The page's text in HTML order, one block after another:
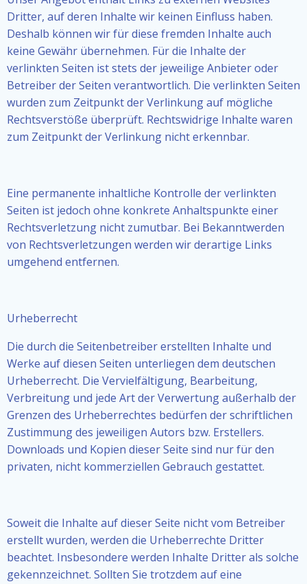
Dritter, auf deren Inhalte wir keinen Einfluss haben.
Deshalb können wir für diese fremden Inhalte auch
keine Gewähr übernehmen. Für die Inhalte der
verlinkten Seiten ist stets der jeweilige Anbieter oder
Betreiber der Seiten verantwortlich. Die verlinkten Seiten
wurden zum Zeitpunkt der Verlinkung auf mögliche
Rechtsverstöße überprüft. Rechtswidrige Inhalte waren
zum Zeitpunkt der Verlinkung nicht erkennbar.
Eine permanente inhaltliche Kontrolle der verlinkten
Seiten ist jedoch ohne konkrete Anhaltspunkte einer
Rechtsverletzung nicht zumutbar. Bei Bekanntwerden
von Rechtsverletzungen werden wir derartige Links
umgehend entfernen.
Urheberrecht
Die durch die Seitenbetreiber erstellten Inhalte und
Werke auf diesen Seiten unterliegen dem deutschen
Urheberrecht. Die Vervielfältigung, Bearbeitung,
Verbreitung und jede Art der Verwertung außerhalb der
Grenzen des Urheberrechtes bedürfen der schriftlichen
Zustimmung des jeweiligen Autors bzw. Erstellers.
Downloads und Kopien dieser Seite sind nur für den
privaten, nicht kommerziellen Gebrauch gestattet.
Soweit die Inhalte auf dieser Seite nicht vom Betreiber
erstellt wurden, werden die Urheberrechte Dritter
beachtet. Insbesondere werden Inhalte Dritter als solche
gekennzeichnet. Sollten Sie trotzdem auf eine